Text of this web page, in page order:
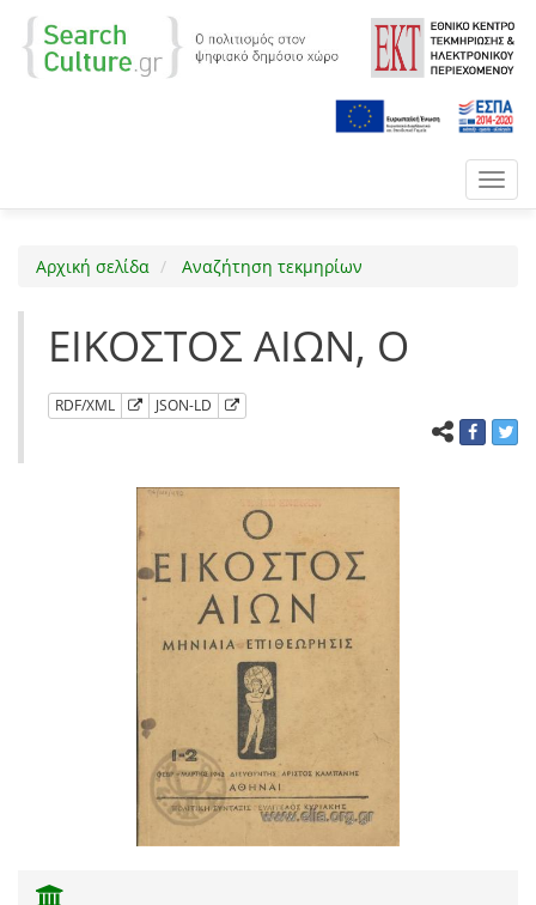
Αρχική σελίδα Αναζήτηση τεκμηρίων
ΕΙΚΟΣΤΟΣ ΑΙΩΝ, Ο
RDF/XML JSON-LD